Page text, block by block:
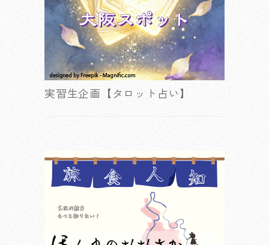
実習生企画【タロット占い】